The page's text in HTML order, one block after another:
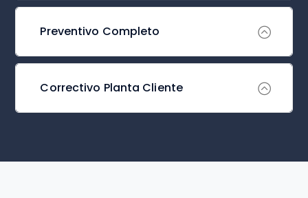
Preventivo Completo
Correctivo Planta Cliente